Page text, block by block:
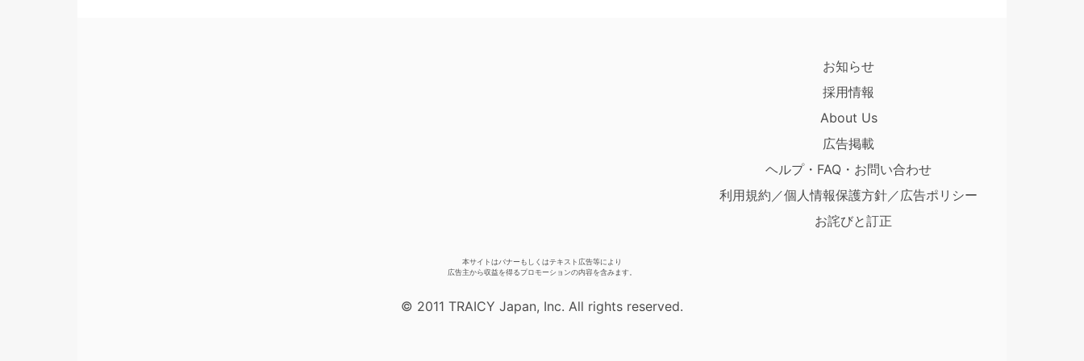
お知らせ
採用情報
About Us
広告掲載
ヘルプ・FAQ・お問い合わせ
利用規約／個人情報保護方針／広告ポリシー
お詫びと訂正
本サイトはバナーもしくはテキスト広告等により
広告主から収益を得るプロモーションの内容を含みます。
© 2011 TRAICY Japan, Inc. All rights reserved.